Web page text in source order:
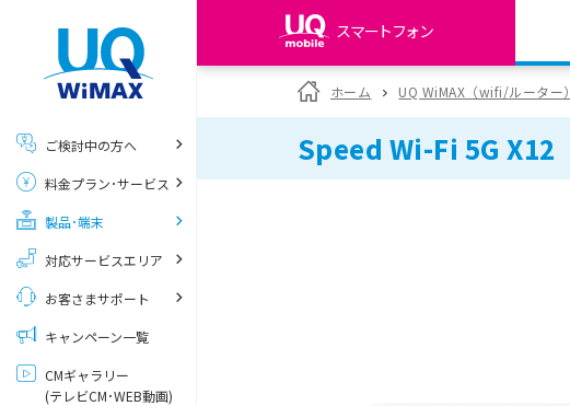
スマートフォン
my UQ WiMAX
UQ WiMAX ご契約の方
My UQ mobile
UQ mobile ご契約の方
ホーム UQ WiMAX（wifi/ルーター）
Speed Wi-Fi 5G X12
ご検討中の方へ
料金プラン･サービス
製品･端末
対応サービスエリア
お客さまサポート
キャンペーン一覧
CMギャラリー
(テレビCM･WEB動画)